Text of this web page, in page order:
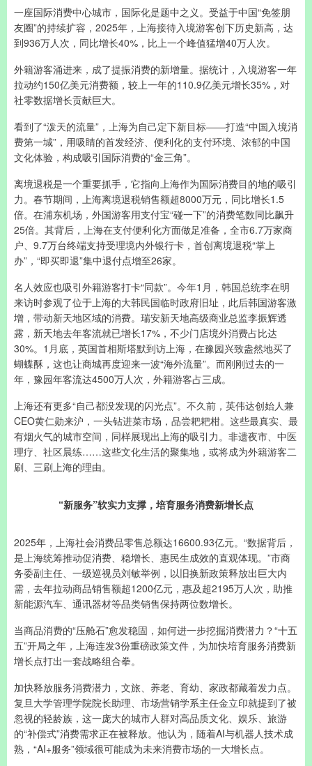
一座国际消费中心城市，国际化是题中之义。受益于中国“免签朋
友圈”的持续扩容，2025年，上海接待入境游客创下历史新高，达
到936万人次，同比增长40%，比上一个峰值猛增40万人次。
外籍游客涌进来，成了提振消费的新增量。据统计，入境游客一年
拉动约150亿美元消费额，较上一年的110.9亿美元增长35%，对
社零数据增长贡献巨大。
看到了“泼天的流量”，上海为自己定下新目标——打造“中国入境消
费第一城”，用吸睛的首发经济、便利化的支付环境、浓郁的中国
文化体验，构成吸引国际消费的“金三角”。
离境退税是一个重要抓手，它指向上海作为国际消费目的地的吸引
力。春节期间，上海离境退税销售额超8000万元，同比增长1.5
倍。在浦东机场，外国游客用支付宝“碰一下”的消费笔数同比飙升
25倍。其背后，上海在支付便利化方面做足准备，全市6.7万家商
户、9.7万台终端支持受理境内外银行卡，首创离境退税“掌上
办”，“即买即退”集中退付点增至26家。
名人效应也吸引外籍游客打卡“同款”。今年1月，韩国总统李在明
来访时参观了位于上海的大韩民国临时政府旧址，此后韩国游客激
增，带动新天地区域的消费。瑞安新天地高级商业总监李振辉透
露，新天地去年客流就已增长17%，不少门店境外消费占比达
30%。1月底，英国首相斯塔默到访上海，在豫园兴致盎然地买了
蝴蝶酥，这也让商城再度迎来一波“海外流量”。而刚刚过去的一
年，豫园年客流达4500万人次，外籍游客占三成。
上海还有更多“自己都没发现的闪光点”。不久前，英伟达创始人兼
CEO黄仁勋来沪，一头钻进菜市场，品尝耙耙柑。这些最真实、最
有烟火气的城市空间，同样展现出上海的吸引力。非遗夜市、中医
理疗、社区晨练……这些文化生活的聚集地，或将成为外籍游客二
刷、三刷上海的理由。
“新服务”软实力支撑，培育服务消费新增长点
2025年，上海社会消费品零售总额达16600.93亿元。“数据背后，
是上海统筹推动促消费、稳增长、惠民生成效的直观体现。”市商
务委副主任、一级巡视员刘敏举例，以旧换新政策释放出巨大内
需，去年拉动商品销售额超1200亿元，惠及超2195万人次，助推
新能源汽车、通讯器材等品类销售保持两位数增长。
当商品消费的“压舱石”愈发稳固，如何进一步挖掘消费潜力？“十五
五”开局之年，上海连发3份重磅政策文件，为加快培育服务消费新
增长点打出一套战略组合拳。
加快释放服务消费潜力，文旅、养老、育幼、家政都藏着发力点。
复旦大学管理学院院长助理、市场营销学系主任金立印就提到了被
忽视的轻龄族，这一庞大的城市人群对高品质文化、娱乐、旅游
的“补偿式”消费需求正在被释放。他认为，随着AI与机器人技术成
熟，“AI+服务”领域很可能成为未来消费市场的一大增长点。